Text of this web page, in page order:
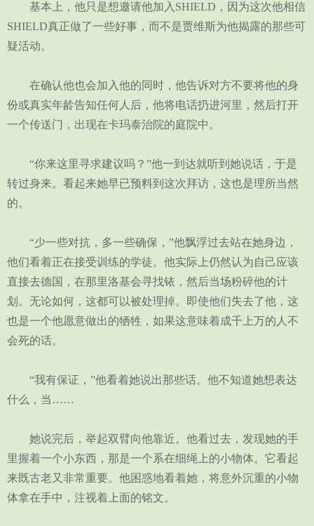
基本上，他只是想邀请他加入SHIELD，因为这次他相信
SHIELD真正做了一些好事，而不是贾维斯为他揭露的那些可
疑活动。
在确认他也会加入他的同时，他告诉对方不要将他的身
份或真实年龄告知任何人后，他将电话扔进河里，然后打开
一个传送门，出现在卡玛泰治院的庭院中。
“你来这里寻求建议吗？”他一到达就听到她说话，于是
转过身来。看起来她早已预料到这次拜访，这也是理所当然
的。
“少一些对抗，多一些确保，”他飘浮过去站在她身边，
他们看着正在接受训练的学徒。他实际上仍然认为自己应该
直接去德国，在那里洛基会寻找铱，然后当场粉碎他的计
划。无论如何，这都可以被处理掉。即使他们失去了他，这
也是一个他愿意做出的牺牲，如果这意味着成千上万的人不
会死的话。
“我有保证，”他看着她说出那些话。他不知道她想表达
什么，当……
她说完后，举起双臂向他靠近。他看过去，发现她的手
里握着一个小东西，那是一个系在细绳上的小物体。它看起
来既古老又非常重要。他困惑地看着她，将意外沉重的小物
体拿在手中，注视着上面的铭文。